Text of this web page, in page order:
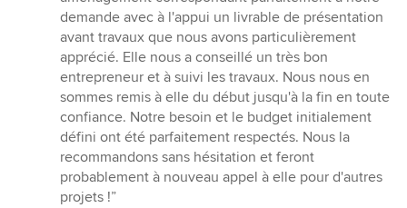
demande avec à l'appui un livrable de présentation
avant travaux que nous avons particulièrement
apprécié. Elle nous a conseillé un très bon
entrepreneur et à suivi les travaux. Nous nous en
sommes remis à elle du début jusqu'à la fin en toute
confiance. Notre besoin et le budget initialement
défini ont été parfaitement respectés. Nous la
recommandons sans hésitation et feront
probablement à nouveau appel à elle pour d'autres
projets !”